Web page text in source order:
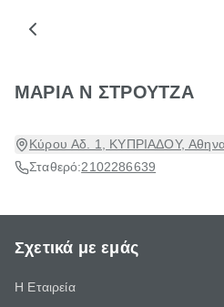
ΜΑΡΙΑ Ν ΣΤΡΟΥΤΖΑ
Κύρου Αδ. 1, ΚΥΠΡΙΑΔΟΥ,
Σταθερό:2102286639
Σχετικά με εμάς
Η Εταιρεία